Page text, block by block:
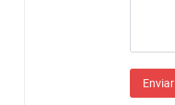
Enviar